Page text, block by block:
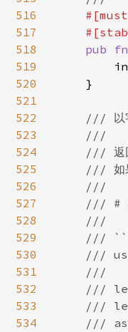
516
517
518
519
520
521
522
523
524
525
526
527
528
529
530
531
532
533
534
pub fn
    }
/// 以
    ///
/// 返
/// 如
    ///
/// #
    ///
///
///
    ///
///
///
///